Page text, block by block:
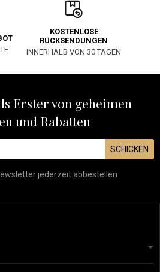
KOSTENLOSE
RÜCKSENDUNGEN
INNERHALB VON 30 TAGEN
Erster von geheimen
und Rabatten
SCHICKEN
jederzeit abbestellen
von 24 Stunden antworten.